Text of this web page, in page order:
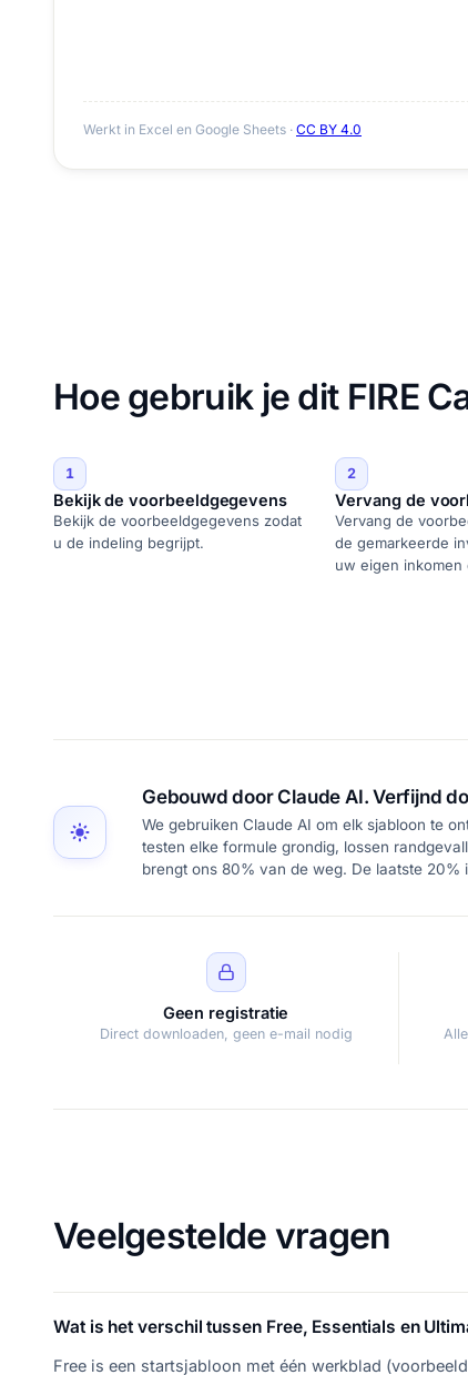
Werkt in Excel en Google Sheets · CC BY 4.0
Hoe gebruik je dit FIRE
1
Bekijk de voorbeeldgegevens
Bekijk de voorbeeldgegevens zodat
u de indeling begrijpt.
2
Vervang de
Vervang de
de gemarkeerde
uw eigen inkomen
Gebouwd door Claude AI. Verfijnd
We gebruiken Claude AI om elk sjabloon te
testen elke formule grondig, lossen
brengt ons 80% van de weg. De laatste 20%
Geen registratie
Direct downloaden, geen e-mail nodig
Veelgestelde vragen
Wat is het verschil tussen Free, Essentials en
Free is een startsjabloon met één werkblad